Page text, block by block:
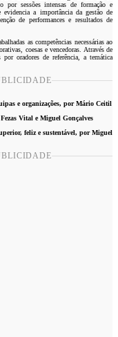
por sessões intensas de formação e
a importância da gestão de
de performances e resultados de
as competências necessárias ao
coesas e vencedoras. Através de
oradores de referência, a temática
e organizações, por Mário Ceitil
Vital e Miguel Gonçalves
feliz e sustentável, por Miguel